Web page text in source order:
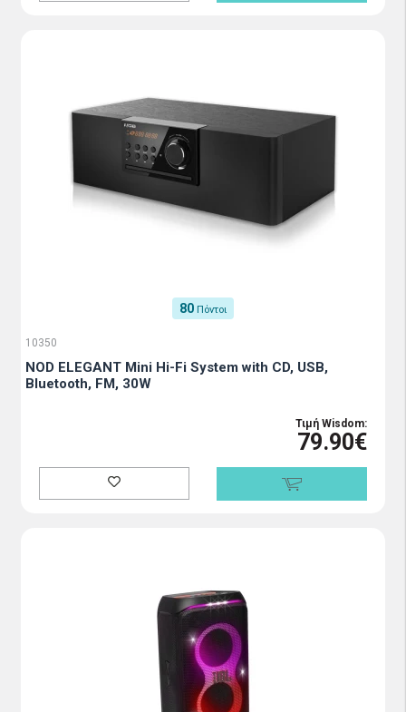
80 Πόντοι
10350
NOD ELEGANT Mini Hi-Fi System with CD, USB,
Bluetooth, FM, 30W
Τιμή Wisdom:
79.90€